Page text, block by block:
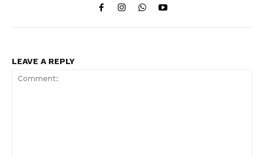
LEAVE A REPLY